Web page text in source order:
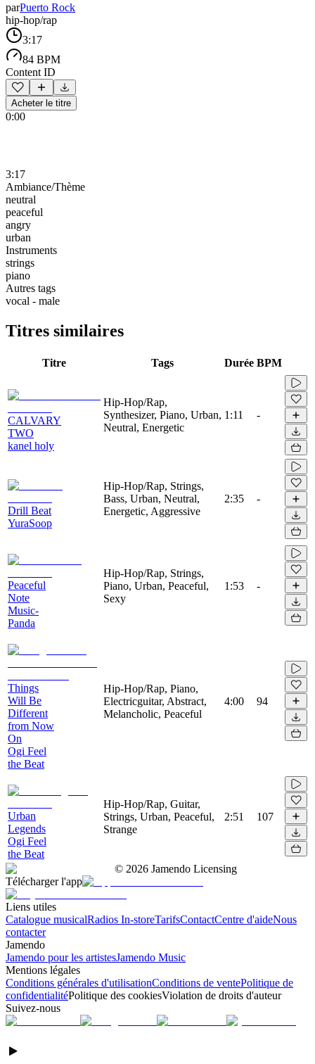
parPuerto Rock
hip-hop/rap
3:17
84 BPM
Content ID
Acheter le titre
0:00
3:17
Ambiance/Thème
neutral
peaceful
angry
urban
Instruments
strings
piano
Autres tags
vocal - male
Titres similaires
Titre Tags Durée BPM
CALVARY
TWO
kanel holy
Hip-Hop/Rap,
Synthesizer, Piano, Urban,
Neutral, Energetic
1:11 -
Drill Beat
YuraSoop
Hip-Hop/Rap, Strings,
Bass, Urban, Neutral,
Energetic, Aggressive
2:35 -
Peaceful
Note
Music-
Panda
Hip-Hop/Rap, Strings,
Piano, Urban, Peaceful,
Sexy
1:53 -
Things
Will Be
Different
from Now
On
Ogi Feel
the Beat
Hip-Hop/Rap, Piano,
Electricguitar, Abstract,
Melancholic, Peaceful
4:00 94
Urban
Legends
Ogi Feel
the Beat
Hip-Hop/Rap, Guitar,
Strings, Urban, Peaceful,
Strange
2:51 107
© 2026 Jamendo Licensing
Télécharger l'app
Liens utiles
Catalogue musicalRadios In-storeTarifsContactCentre d'aideNous
contacter
Jamendo
Jamendo pour les artistesJamendo Music
Mentions légales
Conditions générales d'utilisationConditions de ventePolitique de
confidentialitéPolitique des cookiesViolation de droits d'auteur
Suivez-nous